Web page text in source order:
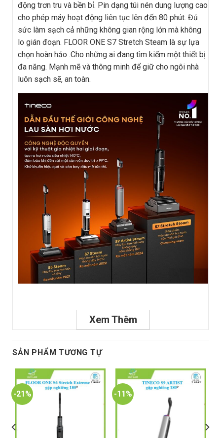
động trơn tru và bền bỉ. Pin dạng túi nén dung lượng cao
cho phép máy hoạt động liên tục lên đến 80 phút. Đủ
sức làm sạch cả những không gian rộng lớn mà không
lo gián đoạn. FLOOR ONE S7 Stretch Steam là sự lựa
chọn hoàn hảo .Cho những ai đang tìm kiếm một thiết bị
đa năng. Mạnh mẽ và thông minh để giữ cho ngôi nhà
luôn sạch sẽ, an toàn.
Xem Thêm
SẢN PHẨM TƯƠNG TỰ
-21% -11%